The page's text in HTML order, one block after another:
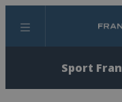
Menü
Sport